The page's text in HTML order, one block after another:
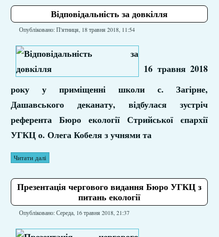
Відповідальність за довкілля
Опубліковано: П'ятниця, 18 травня 2018, 11:54
16 травня 2018
року у приміщенні школи с. Загірне,
Дашавського деканату, відбулася зустріч
референта Бюро екології Стрийської єпархії
УГКЦ о. Олега Кобеля з учнями та
Читати далі
Презентація чергового видання Бюро УГКЦ з
питань екології
Опубліковано: Середа, 16 травня 2018, 21:37